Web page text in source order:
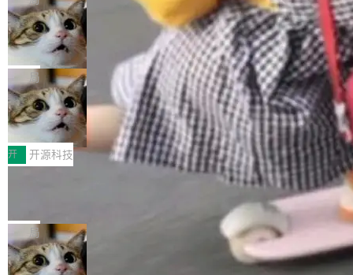
现实 过去两年，CIO们的焦虑清单上多了两项：
一是如何让大模型和智能体应用安全地从PoC走
向生产，二是如何让测试团队跟得上AI应用...
设置，如果用布尔值 + 可空字段来表示——bool
ean 表示是否可切换，nullable 的默认模式、浅
色方案、深色方案——会产生大量无意义的组
合。方案缺了、配置冲突了、全 null 了。要知道
哪些组合有效，作者说，你得靠"文档、校验、或
者部落知识"。 换个写法。Rust 的 enum，两个
变体：Switchable...
个"AI 知识库 + 聊天机器人"——每个大厂都在
做，没什么新鲜的。 但 Kenton Varda 在 Twitte
r 上把事情说清楚了： 今天我们发布了 Cloudfla
re OS，一个带连接器的聊天机器人，跟其他所
有科技公司做的一样。只不过，实际上它不一
样。这是 Sandstorm.io 的重制版，我十年前的
那个创业公司。不同的是，这次它构建在 Cloudf
lare Workers 上——我花了九年时间搭建的平台
——并且深度集成了 AI。这基本上是我十年秘密
Deno 团队开源 Celld，可自托管的分
布式 Durable Objects
Ryan Dahl 领导的 Deno 团队推出了最新开源项
目 Celld，一个能在自己机器上运行 Cloudflare
Workers 和 Durable Objects 的守护进程。 设
计思路很直接：每个对象是一个独立的 SQLite
数据库，按名称寻址，复制到你自己的 S3 兼容
存储库里。节点之间只通过这个存储库协调——
没有控制平面，没有共识协议。每个对象自带一
个小型数据库，应用天然按分片构建，单个数据
库的竞争和爆炸半径问题在设计层面就被消除
了。 闲置的 cell 会休眠到几乎不占资源。当 cel
l 迁移或唤醒时，新宿主从 S3 恢复 SQLite 数据
库继续执行。存储库是持久化的唯一真相...
局
鲁大师7月新机性能/流畅/AI榜：vivo夺
性能、流畅双第一，三星Galaxy Z系列
新折叠缺席
2026年7月的手机市场，由于存储等硬件成本暴
增，手机厂商的日子也不好过啊，新机速度明显
放缓，因此硝烟味淡了许多。新机参数规格除开
高价的三星折叠（三星Galaxy Z Fold8 Ultra / Z
Fold8 / Z Flip8）外，其余要么是中低端机器，
例如iQOO Z11i、REDMI Note 17、REDMI No
te 17 Pro、OPPO K15，要么是vivo X300 E这
样的次旗舰。 Galaxy Z Fold8 Ultra / Z Fold8 /
开 开源科技
Zed 编辑器团队发布了新项目——DeltaDB，一
个在 git commit 之间记录每一次编辑操作的版
本控制系统。目前处于 Early Access 阶段。 De
ltaDB 的核心思路直接写在 landing page 最显
局
SpaceXAI 单季资本开支达 183 亿美元